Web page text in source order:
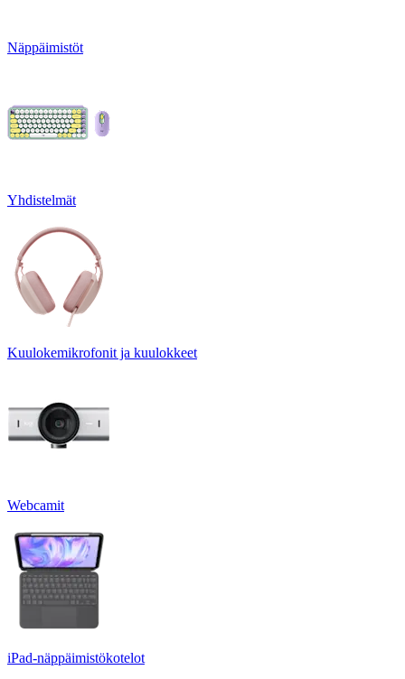
Näppäimistöt
Yhdistelmät
Kuulokemikrofonit ja kuulokkeet
Webcamit
iPad-näppäimistökotelot